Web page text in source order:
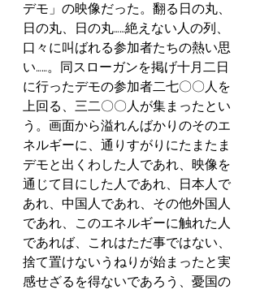
デモ」の映像だった。翻る日の丸、
日の丸、日の丸……絶えない人の列、
口々に叫ばれる参加者たちの熱い思
い……。同スローガンを掲げ十月二日
に行ったデモの参加者二七〇〇人を
上回る、三二〇〇人が集まったとい
う。画面から溢れんばかりのそのエ
ネルギーに、通りすがりにたまたま
デモと出くわした人であれ、映像を
通じて目にした人であれ、日本人で
あれ、中国人であれ、その他外国人
であれ、このエネルギーに触れた人
であれば、これはただ事ではない、
捨て置けないうねりが始まったと実
感せざるを得ないであろう、憂国の